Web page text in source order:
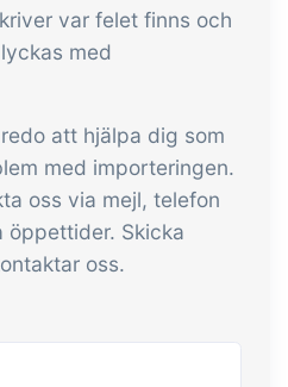
var felet finns och
med
att hjälpa dig som
med importeringen.
oss via mejl, telefon
öppettider. Skicka
oss.